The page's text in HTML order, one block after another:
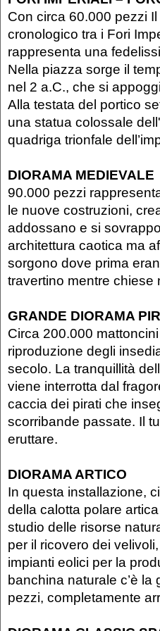
Con circa 60.000 pezzi
cronologico tra i Fori
rappresenta una
Nella piazza sorge il
nel 2 a.C., che si
Alla testata del portico
una statua colossale
quadriga trionfale
DIORAMA MEDIEVALE
90.000 pezzi
le nuove costruzioni,
addossano e si
architettura caotica ma
sorgono dove prima
travertino mentre
GRANDE DIORAMA
Circa 200.000
riproduzione degli
secolo. La tranquillità
viene interrotta dal
caccia dei pirati che
scorribande passate. Il
eruttare.
DIORAMA ARTICO
In questa installazione,
della calotta polare
studio delle risorse
per il ricovero dei
impianti eolici per la
banchina naturale c’è
pezzi, completamente